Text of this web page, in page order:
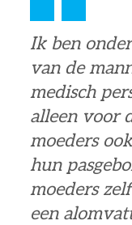
Ik ben
van de
medisch
alleen voor
moeders
hun
moeders
een